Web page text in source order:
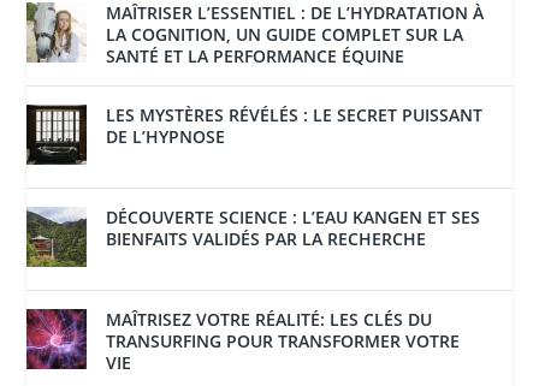
MAÎTRISER L’ESSENTIEL : DE L’HYDRATATION À
LA COGNITION, UN GUIDE COMPLET SUR LA
SANTÉ ET LA PERFORMANCE ÉQUINE
LES MYSTÈRES RÉVÉLÉS : LE SECRET PUISSANT
DE L’HYPNOSE
DÉCOUVERTE SCIENCE : L’EAU KANGEN ET SES
BIENFAITS VALIDÉS PAR LA RECHERCHE
MAÎTRISEZ VOTRE RÉALITÉ: LES CLÉS DU
TRANSURFING POUR TRANSFORMER VOTRE
VIE